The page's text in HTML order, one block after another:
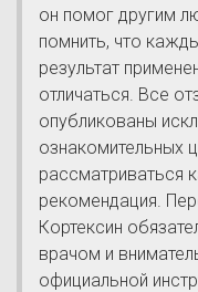
он помог другим
помнить, что
результат
отличаться. Все
опубликованы
ознакомительных
рассматриваться
рекомендация.
Кортексин
врачом и
официальной